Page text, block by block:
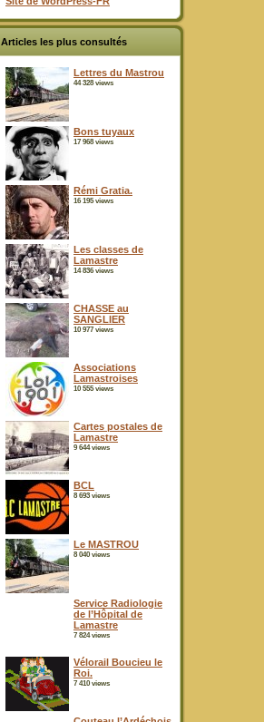
Articles les plus consultés
Lettres du Mastrou
44 328 views
Bons tuyaux
17 968 views
Rémi Gratia.
16 195 views
Les classes de
Lamastre
14 836 views
CHASSE au
SANGLIER
10 977 views
Associations
Lamastroises
10 555 views
Cartes postales de
Lamastre
9 644 views
BCL
8 693 views
Le MASTROU
8 040 views
Service Radiologie
de l’Hôpital de
Lamastre
7 824 views
Vélorail Boucieu le
Roi.
7 410 views